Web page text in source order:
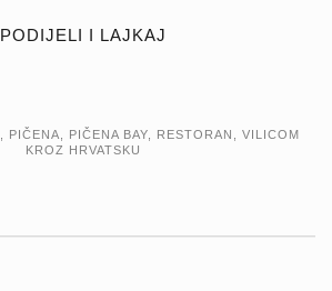
PODIJELI I LAJKAJ
PIČENA PIČENA BAY, RESTORAN
VILICOM
KROZ HRVATSKU